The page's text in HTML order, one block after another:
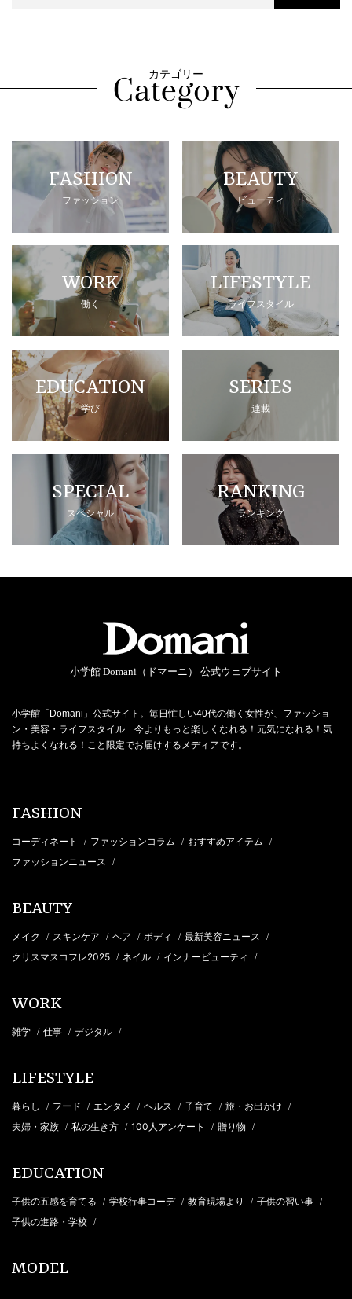
カテゴリー
FASHION
ファッション
BEAUTY
ビューティ
WORK
働く
LIFESTYLE
ライフスタイル
EDUCATION
学び
SERIES
連載
SPECIAL
スペシャル
RANKING
ランキング
小学館 Domani（ドマーニ） 公式ウェブサイト
小学館「Domani」公式サイト。毎日忙しい40代の働く女性が、ファッショ
ン・美容・ライフスタイル…今よりもっと楽しくなれる！元気になれる！気
持ちよくなれる！こと限定でお届けするメディアです。
FASHION
コーディネート / ファッションコラム / おすすめアイテム /
ファッションニュース /
BEAUTY
メイク / スキンケア / ヘア / ボディ / 最新美容ニュース /
クリスマスコフレ2025 / ネイル / インナービューティ /
WORK
雑学 / 仕事 / デジタル /
LIFESTYLE
暮らし / フード / エンタメ / ヘルス / 子育て / 旅・お出かけ /
夫婦・家族 / 私の生き方 / 100人アンケート / 贈り物 /
EDUCATION
子供の五感を育てる / 学校行事コーデ / 教育現場より / 子供の習い事 /
子供の進路・学校 /
MODEL